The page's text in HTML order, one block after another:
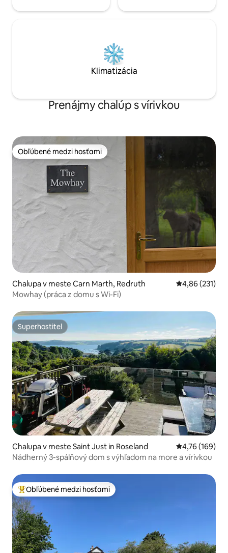
Klimatizácia
Prenájmy chalúp s vírivkou
Obľúbené medzi hosťami
Obľúbené medzi hosťami
Chalupa v meste Carn Marth, Redruth Priemerné
4,86 (231)
Mowhay (práca z domu s Wi-Fi)
Superhostiteľ
Superhostiteľ
Chalupa v meste Saint Just in Roseland Priemerné
4,76 (169)
Nádherný 3-spálňový dom s výhľadom na more a vírivkou
Najobľúbenejšie medzi hosťami
Obľúbené medzi hosťami